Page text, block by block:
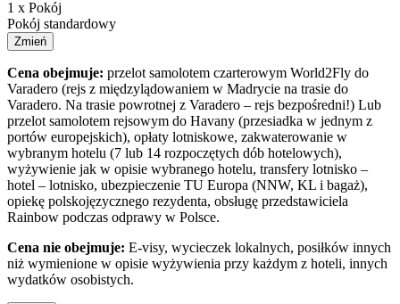
1 x Pokój
Pokój standardowy
Zmień
Cena obejmuje: przelot samolotem czarterowym World2Fly do
Varadero (rejs z międzylądowaniem w Madrycie na trasie do
Varadero. Na trasie powrotnej z Varadero – rejs bezpośredni!) Lub
przelot samolotem rejsowym do Havany (przesiadka w jednym z
portów europejskich), opłaty lotniskowe, zakwaterowanie w
wybranym hotelu (7 lub 14 rozpoczętych dób hotelowych),
wyżywienie jak w opisie wybranego hotelu, transfery lotnisko –
hotel – lotnisko, ubezpieczenie TU Europa (NNW, KL i bagaż),
opiekę polskojęzycznego rezydenta, obsługę przedstawiciela
Rainbow podczas odprawy w Polsce.
Cena nie obejmuje: E-visy, wycieczek lokalnych, posiłków innych
niż wymienione w opisie wyżywienia przy każdym z hoteli, innych
wydatków osobistych.